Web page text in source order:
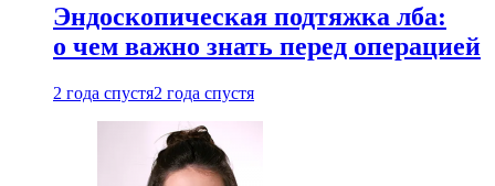
Эндоскопическая подтяжка лба:
о чем важно знать перед операцией
2 года спустя2 года спустя